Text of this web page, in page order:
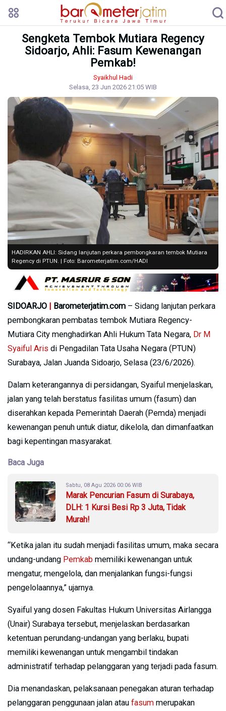
Sengketa Tembok Mutiara Regency
Sidoarjo, Ahli: Fasum Kewenangan
Pemkab!
Syaikhul Hadi
Selasa, 23 Jun 2026 21:05 WIB
HADIRKAN AHLI: Sidang lanjutan perkara pembongkaran tembok Mutiara
Regency di PTUN. | Foto: Barometerjatim.com/HADI
SIDOARJO | Barometerjatim.com – Sidang lanjutan perkara
pembongkaran pembatas tembok Mutiara Regency-
Mutiara City menghadirkan Ahli Hukum Tata Negara, Dr M
Syaiful Aris di Pengadilan Tata Usaha Negara (PTUN)
Surabaya, Jalan Juanda Sidoarjo, Selasa (23/6/2026).
Dalam keterangannya di persidangan, Syaiful menjelaskan,
jalan yang telah berstatus fasilitas umum (fasum) dan
diserahkan kepada Pemerintah Daerah (Pemda) menjadi
kewenangan penuh untuk diatur, dikelola, dan dimanfaatkan
bagi kepentingan masyarakat.
Baca Juga
Sabtu, 08 Agu 2026 00:06 WIB
Marak Pencurian Fasum di Surabaya,
DLH: 1 Kursi Besi Rp 3 Juta, Tidak
Murah!
“Ketika jalan itu sudah menjadi fasilitas umum, maka secara
undang-undang Pemkab memiliki kewenangan untuk
mengatur, mengelola, dan menjalankan fungsi-fungsi
pengelolaannya,” ujarnya.
Syaiful yang dosen Fakultas Hukum Universitas Airlangga
(Unair) Surabaya tersebut, menjelaskan berdasarkan
ketentuan perundang-undangan yang berlaku, bupati
memiliki kewenangan untuk mengambil tindakan
administratif terhadap pelanggaran yang terjadi pada fasum.
Dia menandaskan, pelaksanaan penegakan aturan terhadap
pelanggaran penggunaan jalan atau fasum merupakan